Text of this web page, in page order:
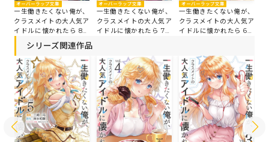
オーバーラップ文庫
一生働きたくない俺が、
クラスメイトの大人気ア
イドルに懐かれたら 8
国民的美少女アイドルた
ちと温泉旅行に行ってき
ます
オーバーラップ文庫
一生働きたくない俺が、
クラスメイトの大人気ア
イドルに懐かれたら 7
です
オーバーラップ文庫
一生働きたくない俺が、
クラスメイトの大人気ア
イドルに懐かれたら 6
シリーズ関連作品